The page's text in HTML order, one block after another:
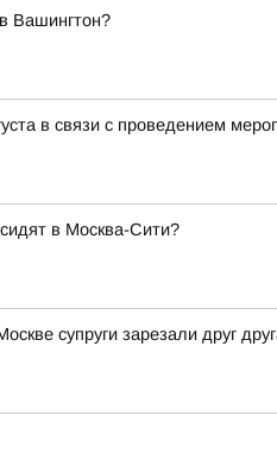
Вашингтон?
в связи с проведением
в Москва-Сити?
супруги зарезали друг